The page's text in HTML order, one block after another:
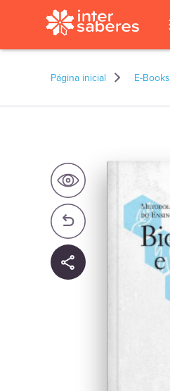
Página inicial E-Books